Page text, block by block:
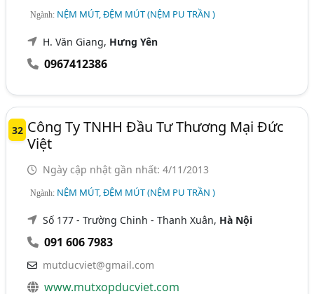
Ngành: NỆM MÚT, ĐỆM MÚT (NỆM PU TRẦN )
H. Văn Giang, Hưng Yên
0967412386
32 Công Ty TNHH Đầu Tư Thương Mại Đức
Việt
Ngày cập nhật gần nhất: 4/11/2013
Ngành: NỆM MÚT, ĐỆM MÚT (NỆM PU TRẦN )
Số 177 - Trường Chinh - Thanh Xuân, Hà Nội
091 606 7983
mutducviet@gmail.com
www.mutxopducviet.com